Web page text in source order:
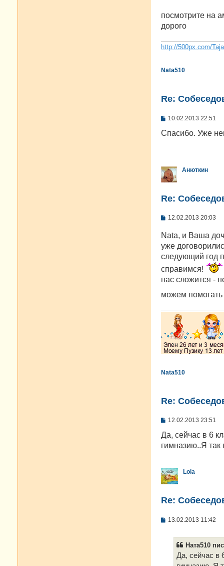
посмотрите на
дорого
http://500px.com/
Nata510
Re:
С
о
и
е
10.02.2013 22:51
Спасибо. Уже
Анюткин
Re:
С
о
б
щ
н
и
е
12.02.2013 20:03
Nata, и Ваша
уже
следующий год
справимся!
нас сложится -
можем помогать
Nata510
Re:
С
о
б
щ
и
е
12.02.2013 23:51
Да, сейчас в 6
гимназию..Я так
Lola
Re:
С13.02.2013 11:42
Ната510
Да, сейчас в